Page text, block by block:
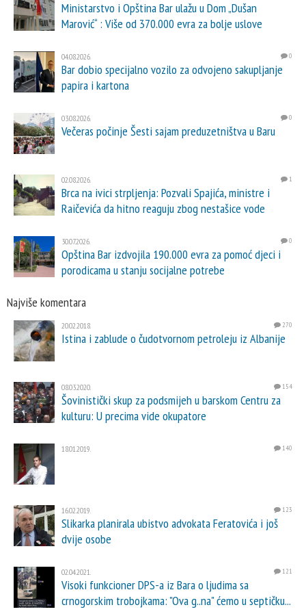
Ministarstvo i Opština Bar ulažu u Dom „Dušan
Marović“ : Više od 370.000 evra za bolje uslove
04.08.2026. 0
Bar dobio specijalno vozilo za odvojeno sakupljanje
papira i kartona
03.08.2026. 0
Večeras počinje Šesti sajam preduzetništva u Baru
02.08.2026. 1
Brca na ivici strpljenja: Pozvali Spajića, ministre i
Raičevića da hitno reaguju zbog nestašice vode
30.07.2026. 0
Opština Bar izdvojila 190.000 evra za pomoć djeci i
porodicama u stanju socijalne potrebe
Najviše komentara
20.02.2018. 270
Istina i zablude o čudotvornom petroleju iz Albanije
08.03.2020. 154
Šovinistički skup za podsmijeh u barskom Centru za
kulturu: U precima vide okupatore
18.01.2019. 140
16.02.2019. 123
Slikarka planirala ubistvo advokata Feratovića i još
dvije osobe
02.04.2021. 121
Visoki funkcioner DPS-a iz Bara o ljudima sa
crnogorskim trobojkama: "Ova g..na" ćemo u septičku...